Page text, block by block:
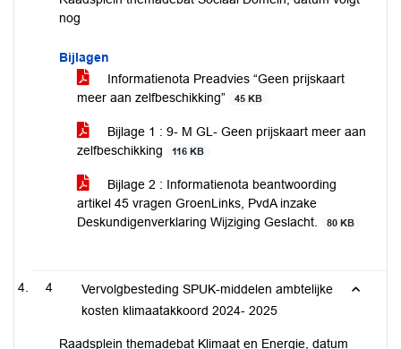
nog
Bijlagen
Informatienota Preadvies “Geen prijskaart
meer aan zelfbeschikking”
45 KB
Bijlage 1 : 9- M GL- Geen prijskaart meer aan
zelfbeschikking
116 KB
Bijlage 2 : Informatienota beantwoording
artikel 45 vragen GroenLinks, PvdA inzake
Deskundigenverklaring Wijziging Geslacht.
80 KB
4
Vervolgbesteding SPUK-middelen ambtelijke
kosten klimaatakkoord 2024- 2025
Raadsplein themadebat Klimaat en Energie, datum